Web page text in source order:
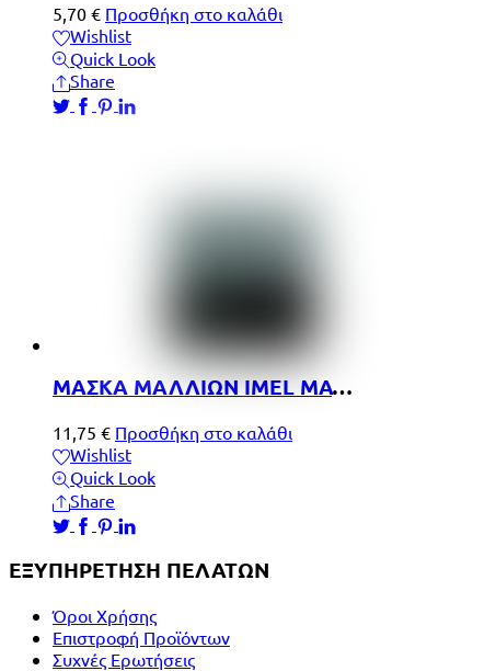
5,70 € Προσθήκη στο καλάθι
Wishlist
Quick Look
Share
ΜΑΣΚΑ ΜΑΛΛΙΩΝ IMEL ΜΑΥΡΟ ΧΑΒΙΑΡΙ 1000ML
11,75 € Προσθήκη στο καλάθι
Wishlist
Quick Look
Share
ΕΞΥΠΗΡΕΤΗΣΗ ΠΕΛΑΤΩΝ
Όροι Χρήσης
Επιστροφή Προϊόντων
Συχνές Ερωτήσεις